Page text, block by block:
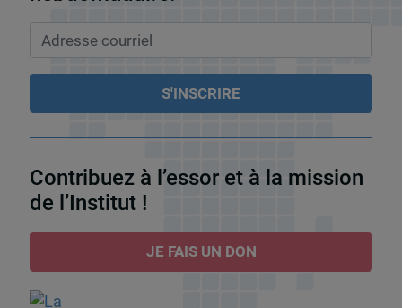
Contribuez à l’essor et à la mission
de l’Institut !
JE FAIS UN DON